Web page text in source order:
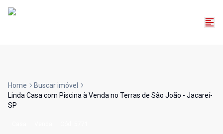
Home
Buscar imóvel
Linda Casa com Piscina à Venda no Terras de São João - Jacareí-
SP